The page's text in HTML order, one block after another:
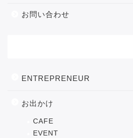
お問い合わせ
ENTREPRENEUR
お出かけ
CAFE
EVENT